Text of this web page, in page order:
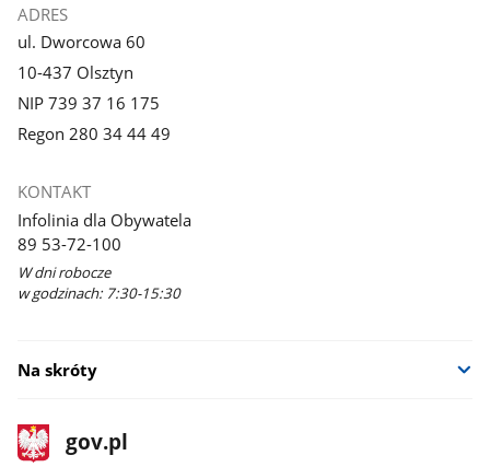
ADRES
ul. Dworcowa 60
10-437 Olsztyn
NIP 739 37 16 175
Regon 280 34 44 49
KONTAKT
Infolinia dla Obywatela
89 53-72-100
W dni robocze
w godzinach: 7:30-15:30
Na skróty
stopka
gov.pl
Strona
gov.pl